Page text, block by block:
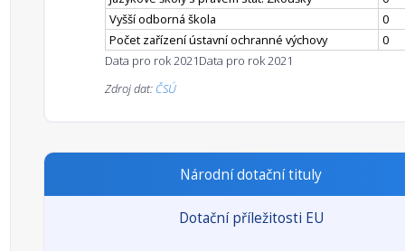
Vyšší odborná škola
0
Počet zařízení ústavní ochranné výchovy
0
Data pro rok 2021Data pro rok 2021
Zdroj dat: ČSÚ
Národní dotační tituly
Dotační příležitosti EU